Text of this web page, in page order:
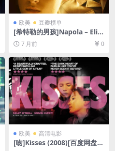
欧美 豆瓣榜单
[希特勒的男孩]Napola – Elite
für den Führer (2004)[百度
网盘+夸克网盘1080P超清未
删减资源][网盘在线播放/下
载][MP4/8.7GB][中文字幕]
7 月前 0
欧美 高清电影
[吻]Kisses (2008)[百度网盘